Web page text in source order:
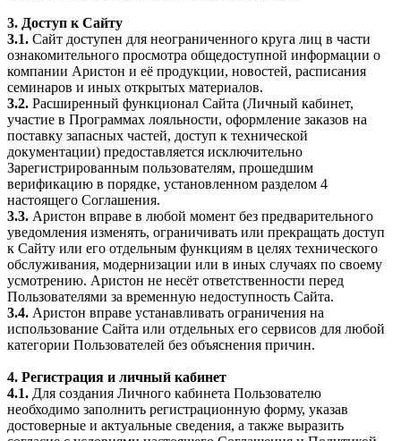
3. Доступ к Сайту
3.1. Сайт доступен для неограниченного круга лиц в части
ознакомительного просмотра общедоступной информации о
компании Аристон и её продукции, новостей, расписания
семинаров и иных открытых материалов.
3.2. Расширенный функционал Сайта (Личный кабинет,
участие в Программах лояльности, оформление заказов на
поставку запасных частей, доступ к технической
документации) предоставляется исключительно
Зарегистрированным пользователям, прошедшим
верификацию в порядке, установленном разделом 4
настоящего Соглашения.
3.3. Аристон вправе в любой момент без предварительного
уведомления изменять, ограничивать или прекращать доступ
к Сайту или его отдельным функциям в целях технического
обслуживания, модернизации или в иных случаях по своему
усмотрению. Аристон не несёт ответственности перед
Пользователями за временную недоступность Сайта.
3.4. Аристон вправе устанавливать ограничения на
использование Сайта или отдельных его сервисов для любой
категории Пользователей без объяснения причин.
4. Регистрация и личный кабинет
4.1. Для создания Личного кабинета Пользователю
необходимо заполнить регистрационную форму, указав
достоверные и актуальные сведения, а также выразить